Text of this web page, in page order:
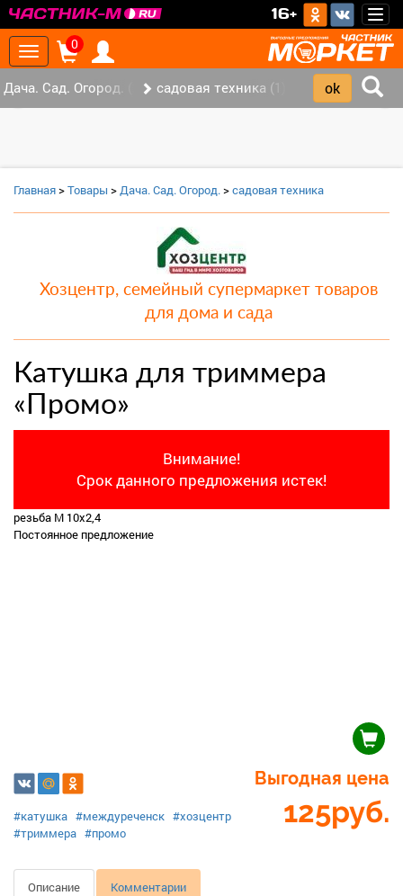
16+
Toggle
navigation
0
Дача. Сад. Огород. (2) садовая техника (1)
Главная>Товары >Дача. Сад. Огород.>садовая техника
Хозцентр, семейный супермаркет товаров
для дома и сада
Катушка для триммера
«Промо»
Внимание!
Срок данного предложения истек!
резьба М 10х2,4
Постоянное предложение
Выгодная цена
125руб.
#катушка #междуреченск #хозцентр
#триммера #промо
Описание Комментарии
‹ ›